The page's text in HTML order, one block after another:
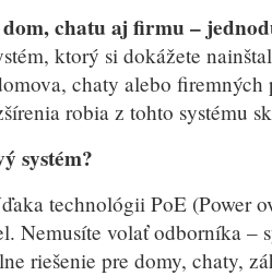
chatu aj firmu –
ktorý si dokážete
chaty alebo
robia z tohto systému
systém?
technológii PoE (Power
Nemusíte volať odborníka –
riešenie pre domy, chaty,